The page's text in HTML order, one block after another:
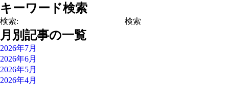
キーワード検索
検索:
月別記事の一覧
2026年7月
2026年6月
2026年5月
2026年4月